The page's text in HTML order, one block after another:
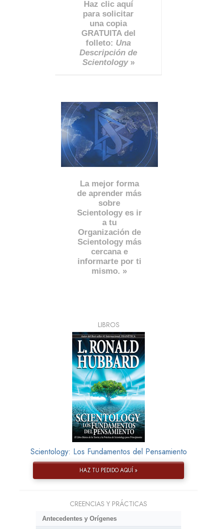
Haz clic aquí
para solicitar
una copia
GRATUITA del
folleto: Una
Descripción de
Scientology»
La mejor forma
de aprender más
sobre
Scientology es ir
a tu
Organización de
Scientology más
cercana e
informarte por ti
mismo. »
LIBROS
Scientology: Los Fundamentos del Pensamiento
HAZ TU PEDIDO AQUÍ »
CREENCIAS Y PRÁCTICAS
Antecedentes y Orígenes